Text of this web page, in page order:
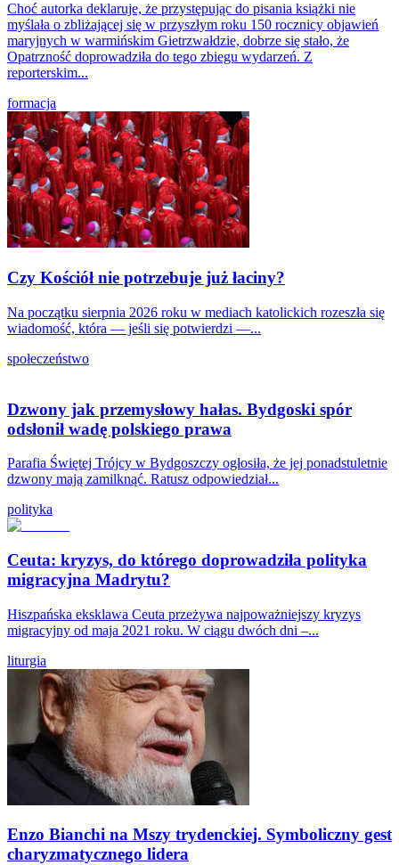
Choć autorka deklaruje, że przystępując do pisania książki nie
myślała o zbliżającej się w przyszłym roku 150 rocznicy objawień
maryjnych w warmińskim Gietrzwałdzie, dobrze się stało, że
Opatrzność doprowadziła do tego zbiegu wydarzeń. Z
reporterskim...
formacja
Czy Kościół nie potrzebuje już łaciny?
Na początku sierpnia 2026 roku w mediach katolickich rozeszła się
wiadomość, która — jeśli się potwierdzi —...
społeczeństwo
Dzwony jak przemysłowy hałas. Bydgoski spór
odsłonił wadę polskiego prawa
Parafia Świętej Trójcy w Bydgoszczy ogłosiła, że jej ponadstuletnie
dzwony mają zamilknąć. Ratusz odpowiedział...
polityka
Ceuta: kryzys, do którego doprowadziła polityka
migracyjna Madrytu?
Hiszpańska eksklawa Ceuta przeżywa najpoważniejszy kryzys
migracyjny od maja 2021 roku. W ciągu dwóch dni –...
liturgia
Enzo Bianchi na Mszy trydenckiej. Symboliczny gest
charyzmatycznego lidera